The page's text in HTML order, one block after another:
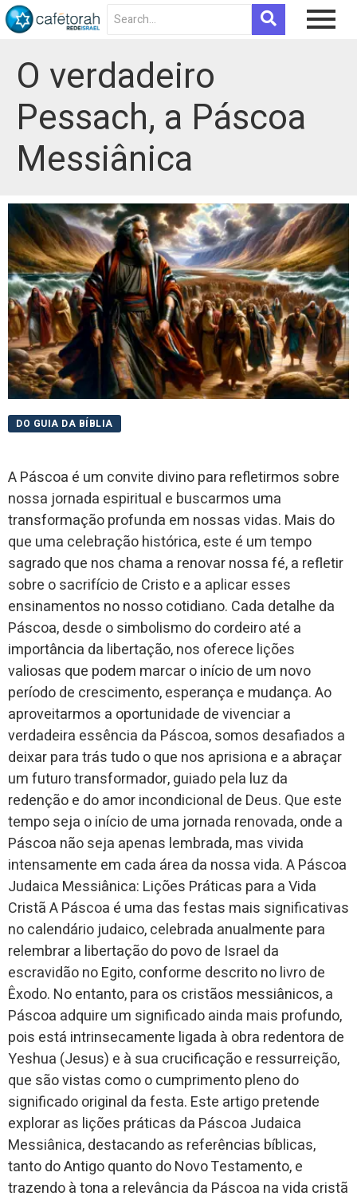
O verdadeiro
Pessach, a Páscoa
Messiânica
DO GUIA DA BÍBLIA
A Páscoa é um convite divino para refletirmos sobre
nossa jornada espiritual e buscarmos uma
transformação profunda em nossas vidas. Mais do
que uma celebração histórica, este é um tempo
sagrado que nos chama a renovar nossa fé, a refletir
sobre o sacrifício de Cristo e a aplicar esses
ensinamentos no nosso cotidiano. Cada detalhe da
Páscoa, desde o simbolismo do cordeiro até a
importância da libertação, nos oferece lições
valiosas que podem marcar o início de um novo
período de crescimento, esperança e mudança. Ao
aproveitarmos a oportunidade de vivenciar a
verdadeira essência da Páscoa, somos desafiados a
deixar para trás tudo o que nos aprisiona e a abraçar
um futuro transformador, guiado pela luz da
redenção e do amor incondicional de Deus. Que este
tempo seja o início de uma jornada renovada, onde a
Páscoa não seja apenas lembrada, mas vivida
intensamente em cada área da nossa vida. A Páscoa
Judaica Messiânica: Lições Práticas para a Vida
Cristã A Páscoa é uma das festas mais significativas
no calendário judaico, celebrada anualmente para
relembrar a libertação do povo de Israel da
escravidão no Egito, conforme descrito no livro de
Êxodo. No entanto, para os cristãos messiânicos, a
Páscoa adquire um significado ainda mais profundo,
pois está intrinsecamente ligada à obra redentora de
Yeshua (Jesus) e à sua crucificação e ressurreição,
que são vistas como o cumprimento pleno do
significado original da festa. Este artigo pretende
explorar as lições práticas da Páscoa Judaica
Messiânica, destacando as referências bíblicas,
tanto do Antigo quanto do Novo Testamento, e
trazendo à tona a relevância da Páscoa na vida cristã